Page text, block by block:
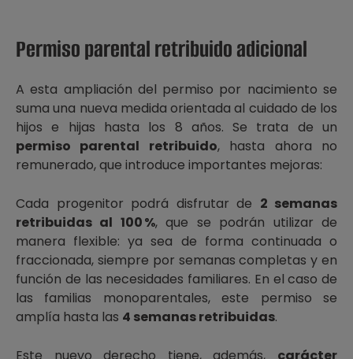
Permiso parental retribuido adicional
A esta ampliación del permiso por nacimiento se
suma una nueva medida orientada al cuidado de los
hijos e hijas hasta los 8 años. Se trata de un
permiso parental retribuido, hasta ahora no
remunerado, que introduce importantes mejoras:
Cada progenitor podrá disfrutar de 2 semanas
retribuidas al 100 %, que se podrán utilizar de
manera flexible: ya sea de forma continuada o
fraccionada, siempre por semanas completas y en
función de las necesidades familiares. En el caso de
las familias monoparentales, este permiso se
amplía hasta las 4 semanas retribuidas.